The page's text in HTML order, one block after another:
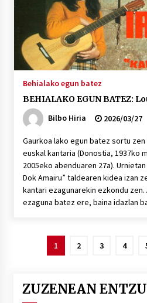
Behialako egun batez
BEHIALAKO EGUN BATEZ:
Bilbo Hiria
2026/03/27
Gaurkoa lako egun batez sortu
euskal kantaria (Donostia, 1937ko
2005eko abenduaren 27a).
Dok Amairu” taldearen kidea izan
kantari ezagunarekin ezkondu
ezaguna batez ere, baina idazlan
1 2 3 4
ZUZENEAN